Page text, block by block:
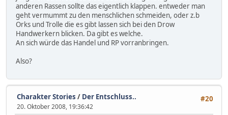
anderen Rassen sollte das eigentlich klappen. entweder man
geht vermummt zu den menschlichen schmeiden, oder z.b
Orks und Trolle die es gibt lassen sich bei den Drow
Handwerkern blicken. Da gibt es welche.
An sich würde das Handel und RP vorranbringen.
Also?
#20
Charakter Stories / Der Entschluss..
20. Oktober 2008, 19:36:42